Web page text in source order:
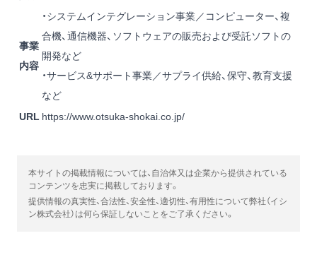
事業
内容
・システムインテグレーション事業／コンピューター、複
合機、通信機器、ソフトウェアの販売および受託ソフトの
開発など
・サービス&サポート事業／サプライ供給、保守、教育支援
など
URL https://www.otsuka-shokai.co.jp/
本サイトの掲載情報については、自治体又は企業から提供されている
コンテンツを忠実に掲載しております。
提供情報の真実性、合法性、安全性、適切性、有用性について弊社（イシ
ン株式会社）は何ら保証しないことをご了承ください。